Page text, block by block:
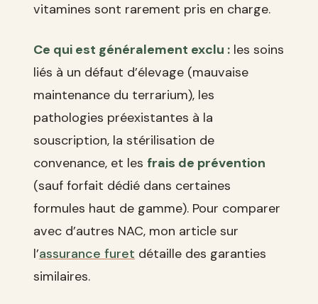
vitamines sont rarement pris en charge.
Ce qui est généralement exclu : les soins
liés à un défaut d’élevage (mauvaise
maintenance du terrarium), les
pathologies préexistantes à la
souscription, la stérilisation de
convenance, et les frais de prévention
(sauf forfait dédié dans certaines
formules haut de gamme). Pour comparer
avec d’autres NAC, mon article sur
l’assurance furet détaille des garanties
similaires.